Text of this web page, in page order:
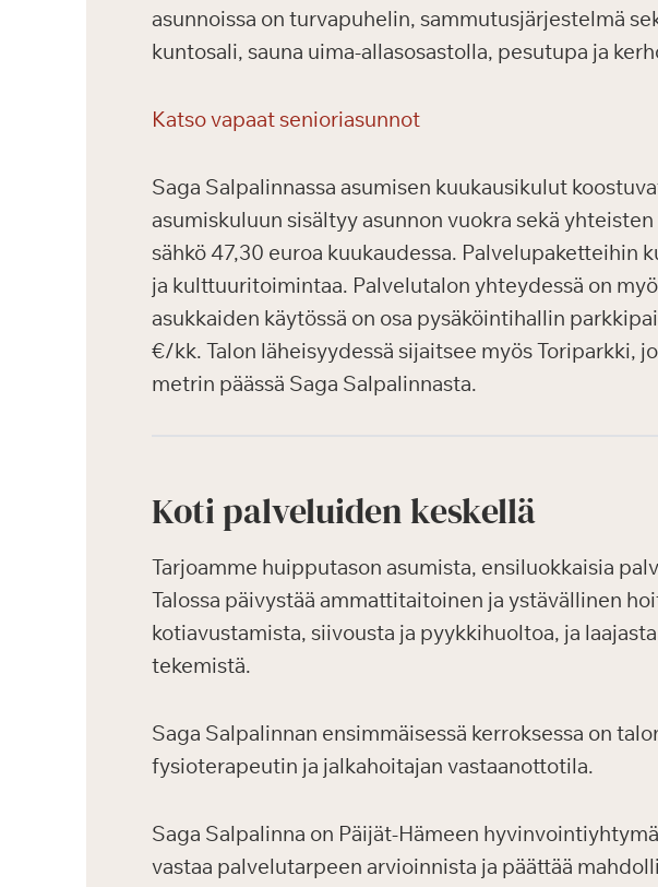
asunnoissa on turvapuhelin, sammutusjärjestelmä
kuntosali, sauna uima-allasosastolla, pesutupa ja
Katso vapaat senioriasunnot
Saga Salpalinnassa asumisen kuukausikulut
asumiskuluun sisältyy asunnon vuokra sekä
sähkö 47,30 euroa kuukaudessa.
ja kulttuuritoimintaa. Palvelutalon yhteydessä on
asukkaiden käytössä on osa pysäköintihallin
€/kk. Talon läheisyydessä sijaitsee myös Toriparkki,
metrin päässä Saga Salpalinnasta.
Koti palveluiden keskellä
Tarjoamme huipputason asumista, ensiluokkaisia
Talossa päivystää ammattitaitoinen ja ystävällinen
kotiavustamista, siivousta ja pyykkihuoltoa, ja
tekemistä.
Saga Salpalinnan ensimmäisessä kerroksessa on
fysioterapeutin ja jalkahoitajan vastaanottotila.
Saga Salpalinna on Päijät-Hämeen
vastaa palvelutarpeen arvioinnista ja päättää